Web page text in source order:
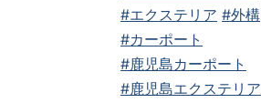
#エクステリア #外構
#カーポート
#鹿児島カーポート
#鹿児島エクステリア